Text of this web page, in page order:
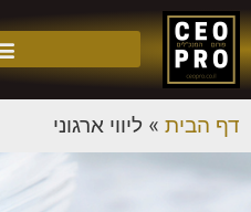
דף הבית » ליווי ארגוני